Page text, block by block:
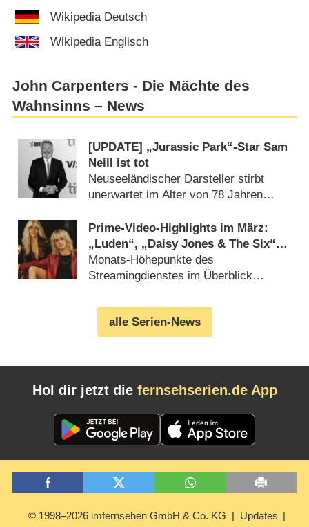
Wikipedia Deutsch
Wikipedia Englisch
John Carpenters - Die Mächte des
Wahnsinns – News
[UPDATE] „Jurassic Park“-Star Sam
Neill ist tot
Neuseeländischer Darsteller stirbt
unerwartet im Alter von 78 Jahren
Prime-Video-Highlights im März:
„Luden“, „Daisy Jones & The Six“,
„Die Gabe“ und „The Flash“
Monats-Höhepunkte des
Streamingdienstes im Überblick
alle Serien-News
Hol dir jetzt die fernsehserien.de App
© 1998–2026 imfernsehen GmbH & Co. KG Updates